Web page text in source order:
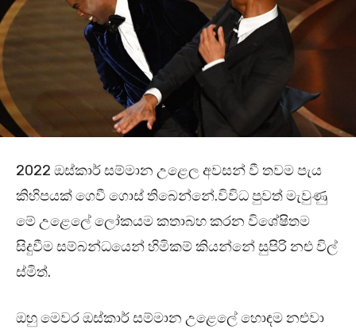
2022 ඔස්කාර් සම්මාන උළෙල අවසන් වී තවම පැය
කිහිපයක් ගෙවී ගොස් තිබෙන්නේ.විවිධ පුවත් මැවුණු
මේ උළෙලේ ලෝකයම කතාබහ කරන විශේෂිතම
සිදුවීම සම්බන්ධයෙන් හිමිකම් කියන්නේ සුපිරි නළු විල්
ස්මිත්.
ඔහු මෙවර ඔස්කාර් සම්මාන උළෙලේ හොඳම නළුවා